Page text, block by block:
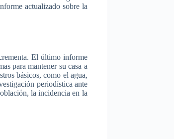
actualizado sobrela
. El último informe
para mantener su casa a
básicos,como el agua,
periodística ante
, laincidencia en la